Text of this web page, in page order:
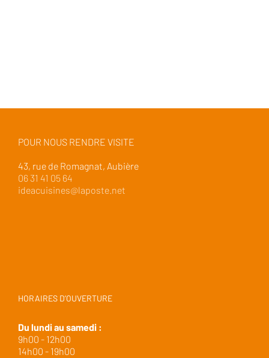
POUR NOUS RENDRE VISITE
43, rue de Romagnat, Aubière
06 31 41 05 64
ideacuisines@laposte.net
HORAIRES D’OUVERTURE
Du lundi au samedi :
9h00 - 12h00
14h00 - 19h00